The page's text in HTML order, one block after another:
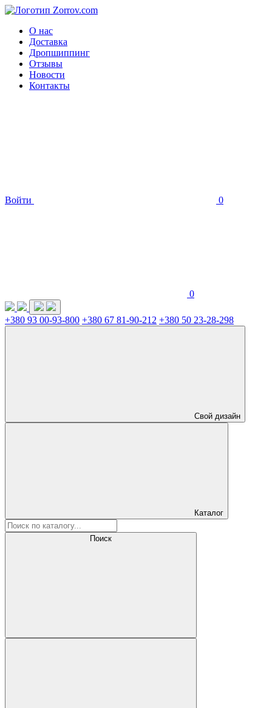
О нас
Доставка
Дропшиппинг
Отзывы
Новости
Контакты
Войти 0
0
+380 93 00-93-800 +380 67 81-90-212 +380 50 23-28-298
Свой дизайн
Каталог
Поиск